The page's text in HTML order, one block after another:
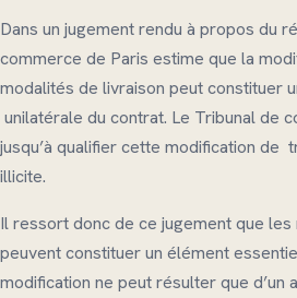
Dans un jugement rendu à propos du
commerce de Paris estime que la
modalités de livraison peut constituer
unilatérale du contrat. Le Tribunal de
jusqu’à qualifier cette modification de
illicite.
Il ressort donc de ce jugement que
peuvent constituer un élément
modification ne peut résulter que d’un